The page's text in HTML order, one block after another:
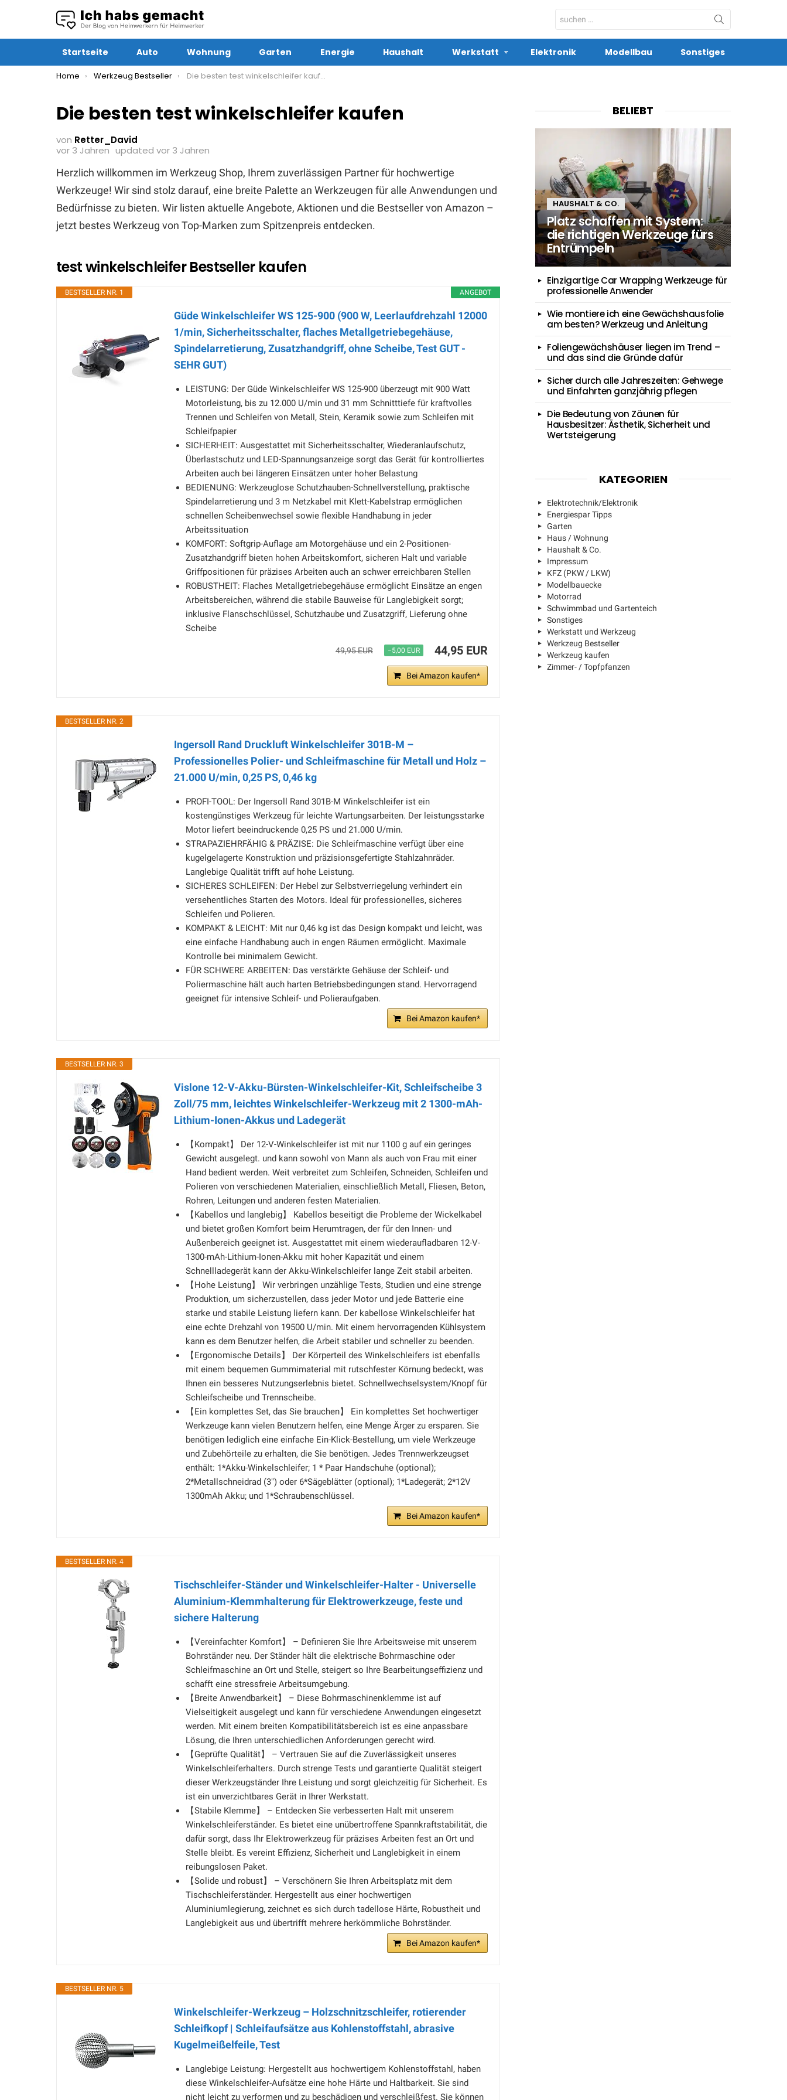
Search
for:
Startseite Auto Wohnung Garten Energie Haushalt Werkstatt Elektronik Modellbau Sonstiges
You are here:
Home Werkzeug Bestseller Die besten test winkelschleifer kaufen
Die besten test winkelschleifer kaufen
von Retter_David
vor 3 Jahren updated vor 3 Jahren
Herzlich willkommen im Werkzeug Shop, Ihrem zuverlässigen Partner für hochwertige
Werkzeuge! Wir sind stolz darauf, eine breite Palette an Werkzeugen für alle Anwendungen und
Bedürfnisse zu bieten. Wir listen aktuelle Angebote, Aktionen und die Bestseller von Amazon –
jetzt bestes Werkzeug von Top-Marken zum Spitzenpreis entdecken.
test winkelschleifer Bestseller kaufen
ANGEBOT
BESTSELLER NR. 1
Güde Winkelschleifer WS 125-900 (900 W, Leerlaufdrehzahl 12000
1/min, Sicherheitsschalter, flaches Metallgetriebegehäuse,
Spindelarretierung, Zusatzhandgriff, ohne Scheibe, Test GUT -
SEHR GUT)
LEISTUNG: Der Güde Winkelschleifer WS 125-900 überzeugt mit 900 Watt
Motorleistung, bis zu 12.000 U/min und 31 mm Schnitttiefe für kraftvolles
Trennen und Schleifen von Metall, Stein, Keramik sowie zum Schleifen mit
Schleifpapier
SICHERHEIT: Ausgestattet mit Sicherheitsschalter, Wiederanlaufschutz,
Überlastschutz und LED-Spannungsanzeige sorgt das Gerät für kontrolliertes
Arbeiten auch bei längeren Einsätzen unter hoher Belastung
BEDIENUNG: Werkzeuglose Schutzhauben-Schnellverstellung, praktische
Spindelarretierung und 3 m Netzkabel mit Klett-Kabelstrap ermöglichen
schnellen Scheibenwechsel sowie flexible Handhabung in jeder
Arbeitssituation
KOMFORT: Softgrip-Auflage am Motorgehäuse und ein 2-Positionen-
Zusatzhandgriff bieten hohen Arbeitskomfort, sicheren Halt und variable
Griffpositionen für präzises Arbeiten auch an schwer erreichbaren Stellen
ROBUSTHEIT: Flaches Metallgetriebegehäuse ermöglicht Einsätze an engen
Arbeitsbereichen, während die stabile Bauweise für Langlebigkeit sorgt;
inklusive Flanschschlüssel, Schutzhaube und Zusatzgriff, Lieferung ohne
Scheibe
49,95 EUR −5,00 EUR 44,95 EUR
Bei Amazon kaufen*
BESTSELLER NR. 2
Ingersoll Rand Druckluft Winkelschleifer 301B-M –
Professionelles Polier- und Schleifmaschine für Metall und Holz –
21.000 U/min, 0,25 PS, 0,46 kg
PROFI-TOOL: Der Ingersoll Rand 301B-M Winkelschleifer ist ein
kostengünstiges Werkzeug für leichte Wartungsarbeiten. Der leistungsstarke
Motor liefert beeindruckende 0,25 PS und 21.000 U/min.
STRAPAZIEHRFÄHIG & PRÄZISE: Die Schleifmaschine verfügt über eine
kugelgelagerte Konstruktion und präzisionsgefertigte Stahlzahnräder.
Langlebige Qualität trifft auf hohe Leistung.
SICHERES SCHLEIFEN: Der Hebel zur Selbstverriegelung verhindert ein
versehentliches Starten des Motors. Ideal für professionelles, sicheres
Schleifen und Polieren.
KOMPAKT & LEICHT: Mit nur 0,46 kg ist das Design kompakt und leicht, was
eine einfache Handhabung auch in engen Räumen ermöglicht. Maximale
Kontrolle bei minimalem Gewicht.
FÜR SCHWERE ARBEITEN: Das verstärkte Gehäuse der Schleif- und
Poliermaschine hält auch harten Betriebsbedingungen stand. Hervorragend
geeignet für intensive Schleif- und Polieraufgaben.
Bei Amazon kaufen*
BESTSELLER NR. 3
Vislone 12-V-Akku-Bürsten-Winkelschleifer-Kit, Schleifscheibe 3
Zoll/75 mm, leichtes Winkelschleifer-Werkzeug mit 2 1300-mAh-
Lithium-Ionen-Akkus und Ladegerät
【Kompakt】 Der 12-V-Winkelschleifer ist mit nur 1100 g auf ein geringes
Gewicht ausgelegt. und kann sowohl von Mann als auch von Frau mit einer
Hand bedient werden. Weit verbreitet zum Schleifen, Schneiden, Schleifen und
Polieren von verschiedenen Materialien, einschließlich Metall, Fliesen, Beton,
Rohren, Leitungen und anderen festen Materialien.
【Kabellos und langlebig】 Kabellos beseitigt die Probleme der Wickelkabel
und bietet großen Komfort beim Herumtragen, der für den Innen- und
Außenbereich geeignet ist. Ausgestattet mit einem wiederaufladbaren 12-V-
1300-mAh-Lithium-Ionen-Akku mit hoher Kapazität und einem
Schnellladegerät kann der Akku-Winkelschleifer lange Zeit stabil arbeiten.
【Hohe Leistung】 Wir verbringen unzählige Tests, Studien und eine strenge
Produktion, um sicherzustellen, dass jeder Motor und jede Batterie eine
starke und stabile Leistung liefern kann. Der kabellose Winkelschleifer hat
eine echte Drehzahl von 19500 U/min. Mit einem hervorragenden Kühlsystem
kann es dem Benutzer helfen, die Arbeit stabiler und schneller zu beenden.
【Ergonomische Details】 Der Körperteil des Winkelschleifers ist ebenfalls
mit einem bequemen Gummimaterial mit rutschfester Körnung bedeckt, was
Ihnen ein besseres Nutzungserlebnis bietet. Schnellwechselsystem/Knopf für
Schleifscheibe und Trennscheibe.
【Ein komplettes Set, das Sie brauchen】 Ein komplettes Set hochwertiger
Werkzeuge kann vielen Benutzern helfen, eine Menge Ärger zu ersparen. Sie
benötigen lediglich eine einfache Ein-Klick-Bestellung, um viele Werkzeuge
und Zubehörteile zu erhalten, die Sie benötigen. Jedes Trennwerkzeugset
enthält: 1*Akku-Winkelschleifer; 1 * Paar Handschuhe (optional);
2*Metallschneidrad (3") oder 6*Sägeblätter (optional); 1*Ladegerät; 2*12V
1300mAh Akku; und 1*Schraubenschlüssel.
Bei Amazon kaufen*
BESTSELLER NR. 4
Tischschleifer-Ständer und Winkelschleifer-Halter - Universelle
Aluminium-Klemmhalterung für Elektrowerkzeuge, feste und
sichere Halterung
【Vereinfachter Komfort】 – Definieren Sie Ihre Arbeitsweise mit unserem
Bohrständer neu. Der Ständer hält die elektrische Bohrmaschine oder
Schleifmaschine an Ort und Stelle, steigert so Ihre Bearbeitungseffizienz und
schafft eine stressfreie Arbeitsumgebung.
【Breite Anwendbarkeit】 – Diese Bohrmaschinenklemme ist auf
Vielseitigkeit ausgelegt und kann für verschiedene Anwendungen eingesetzt
werden. Mit einem breiten Kompatibilitätsbereich ist es eine anpassbare
Lösung, die Ihren unterschiedlichen Anforderungen gerecht wird.
【Geprüfte Qualität】 – Vertrauen Sie auf die Zuverlässigkeit unseres
Winkelschleiferhalters. Durch strenge Tests und garantierte Qualität steigert
dieser Werkzeugständer Ihre Leistung und sorgt gleichzeitig für Sicherheit. Es
ist ein unverzichtbares Gerät in Ihrer Werkstatt.
【Stabile Klemme】 – Entdecken Sie verbesserten Halt mit unserem
Winkelschleiferständer. Es bietet eine unübertroffene Spannkraftstabilität, die
dafür sorgt, dass Ihr Elektrowerkzeug für präzises Arbeiten fest an Ort und
Stelle bleibt. Es vereint Effizienz, Sicherheit und Langlebigkeit in einem
reibungslosen Paket.
【Solide und robust】 – Verschönern Sie Ihren Arbeitsplatz mit dem
Tischschleiferständer. Hergestellt aus einer hochwertigen
Aluminiumlegierung, zeichnet es sich durch tadellose Härte, Robustheit und
Langlebigkeit aus und übertrifft mehrere herkömmliche Bohrständer.
Bei Amazon kaufen*
BESTSELLER NR. 5
Winkelschleifer-Werkzeug – Holzschnitzschleifer, rotierender
Schleifkopf | Schleifaufsätze aus Kohlenstoffstahl, abrasive
Kugelmeißelfeile, Test
Langlebige Leistung: Hergestellt aus hochwertigem Kohlenstoffstahl, haben
diese Winkelschleifer-Aufsätze eine hohe Härte und Haltbarkeit. Sie sind
nicht leicht zu verformen und zu beschädigen und verschleißfest. Sie können
BELIEBT
HAUSHALT & CO.
Platz schaffen mit System:
die richtigen Werkzeuge fürs
Entrümpeln
Einzigartige Car Wrapping Werkzeuge für
professionelle Anwender
Wie montiere ich eine Gewächshausfolie
am besten? Werkzeug und Anleitung
Foliengewächshäuser liegen im Trend –
und das sind die Gründe dafür
Sicher durch alle Jahreszeiten: Gehwege
und Einfahrten ganzjährig pflegen
Die Bedeutung von Zäunen für
Hausbesitzer: Ästhetik, Sicherheit und
Wertsteigerung
KATEGORIEN
Elektrotechnik/Elektronik
Energiespar Tipps
Garten
Haus / Wohnung
Haushalt & Co.
Impressum
KFZ (PKW / LKW)
Modellbauecke
Motorrad
Schwimmbad und Gartenteich
Sonstiges
Werkstatt und Werkzeug
Werkzeug Bestseller
Werkzeug kaufen
Zimmer- / Topfpfanzen